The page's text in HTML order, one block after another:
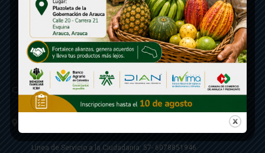
Contáctenos
Linea de Servicio a la Ciudadania: 57- 6078851946